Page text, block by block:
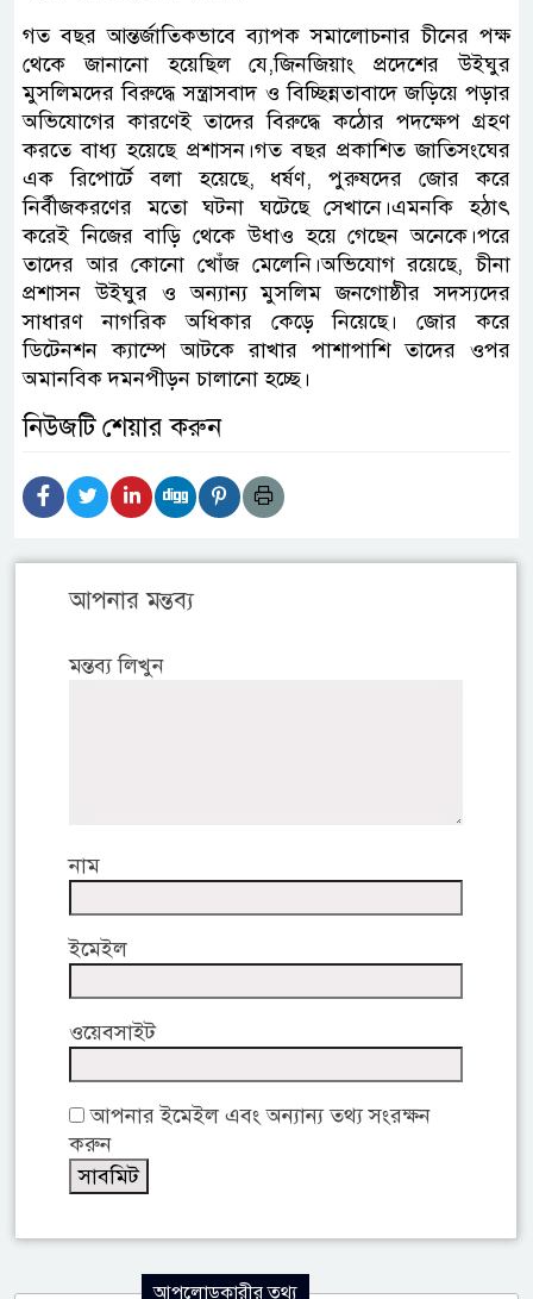
গত বছর আন্তর্জাতিকভাবে ব্যাপক সমালোচনার চীনের পক্ষ
থেকে জানানো হয়েছিল যে,জিনজিয়াং প্রদেশের উইঘুর
মুসলিমদের বিরুদ্ধে সন্ত্রাসবাদ ও বিচ্ছিন্নতাবাদে জড়িয়ে পড়ার
অভিযোগের কারণেই তাদের বিরুদ্ধে কঠোর পদক্ষেপ গ্রহণ
করতে বাধ্য হয়েছে প্রশাসন।গত বছর প্রকাশিত জাতিসংঘের
এক রিপোর্টে বলা হয়েছে, ধর্ষণ, পুরুষদের জোর করে
নির্বীজকরণের মতো ঘটনা ঘটেছে সেখানে।এমনকি হঠাৎ
করেই নিজের বাড়ি থেকে উধাও হয়ে গেছেন অনেকে।পরে
তাদের আর কোনো খোঁজ মেলেনি।অভিযোগ রয়েছে, চীনা
প্রশাসন উইঘুর ও অন্যান্য মুসলিম জনগোষ্ঠীর সদস্যদের
সাধারণ নাগরিক অধিকার কেড়ে নিয়েছে। জোর করে
ডিটেনশন ক্যাম্পে আটকে রাখার পাশাপাশি তাদের ওপর
অমানবিক দমনপীড়ন চালানো হচ্ছে।
নিউজটি শেয়ার করুন
আপনার মন্তব্য
মন্তব্য লিখুন
নাম
ইমেইল
ওয়েবসাইট
আপনার ইমেইল এবং অন্যান্য তথ্য সংরক্ষন
করুন
আপলোডকারীর তথ্য